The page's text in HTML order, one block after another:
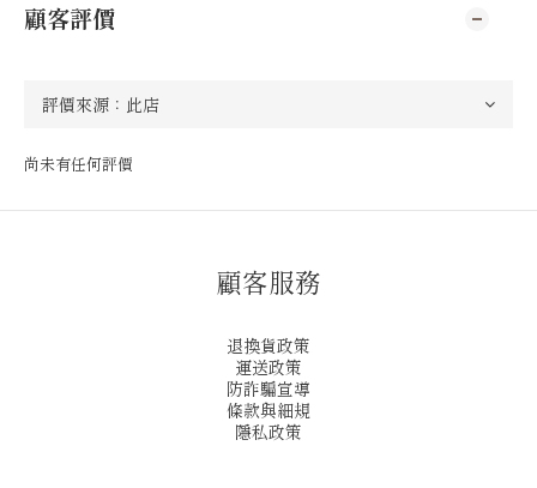
顧客評價
尚未有任何評價
顧客服務
退換貨政策
運送政策
防詐騙宣導
條款與細規
隱私政策